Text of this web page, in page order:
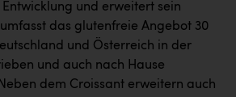
OÖ
Austria
und erweitert sein
das glutenfreie Angebot 30
und Österreich in der
und auch nach Hause
dem Croissant erweitern auch